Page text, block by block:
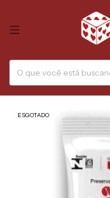
ESGOTADO